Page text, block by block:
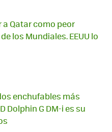
Qatar como peor
los Mundiales. EEUU lo
enchufables más
Dolphin G DM-i es su